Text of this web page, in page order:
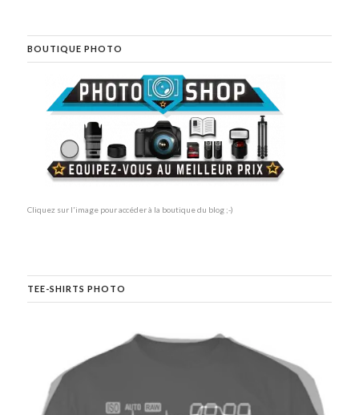
BOUTIQUE PHOTO
Cliquez sur l'image pour accéder à la boutique du blog ;-)
TEE-SHIRTS PHOTO